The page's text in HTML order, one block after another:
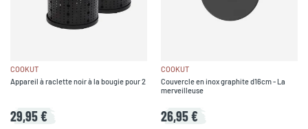
COOKUT
Appareil à raclette noir à la bougie pour 2
29,95 €
COOKUT
Couvercle en inox graphite d16cm - La
merveilleuse
26,95 €